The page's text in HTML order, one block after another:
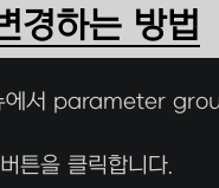
경하는 방법
에서 parameter
을 클릭합니다.